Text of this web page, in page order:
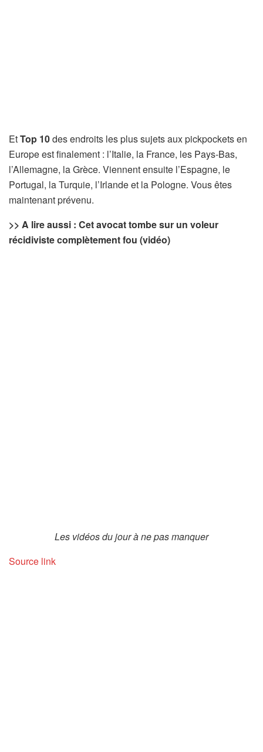
EtTop 10des endroits les plus sujets aux pickpockets en
Europe est finalement : l’Italie, la France, les Pays-Bas,
l’Allemagne, la Grèce. Viennent ensuite l’Espagne, le
Portugal, la Turquie, l’Irlande et la Pologne. Vous êtes
maintenant prévenu.
>> A lire aussi : Cet avocat tombe sur un voleur
récidiviste complètement fou (vidéo)
Les vidéos du jour à ne pas manquer
Source link